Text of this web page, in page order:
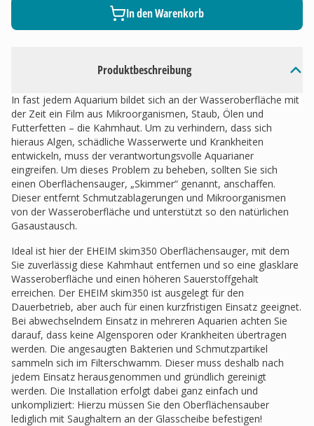
Produktbeschreibung
In fast jedem Aquarium bildet sich an der Wasseroberfläche mit
der Zeit ein Film aus Mikroorganismen, Staub, Ölen und
Futterfetten – die Kahmhaut. Um zu verhindern, dass sich
hieraus Algen, schädliche Wasserwerte und Krankheiten
entwickeln, muss der verantwortungsvolle Aquarianer
eingreifen. Um dieses Problem zu beheben, sollten Sie sich
einen Oberflächensauger, „Skimmer“ genannt, anschaffen.
Dieser entfernt Schmutzablagerungen und Mikroorganismen
von der Wasseroberfläche und unterstützt so den natürlichen
Gasaustausch.
Ideal ist hier der EHEIM skim350 Oberflächensauger, mit dem
Sie zuverlässig diese Kahmhaut entfernen und so eine glasklare
Wasseroberfläche und einen höheren Sauerstoffgehalt
erreichen. Der EHEIM skim350 ist ausgelegt für den
Dauerbetrieb, aber auch für einen kurzfristigen Einsatz geeignet.
Bei abwechselndem Einsatz in mehreren Aquarien achten Sie
darauf, dass keine Algensporen oder Krankheiten übertragen
werden. Die angesaugten Bakterien und Schmutzpartikel
sammeln sich im Filterschwamm. Dieser muss deshalb nach
jedem Einsatz herausgenommen und gründlich gereinigt
werden. Die Installation erfolgt dabei ganz einfach und
unkompliziert: Hierzu müssen Sie den Oberflächensauber
lediglich mit Saughaltern an der Glasscheibe befestigen!
In den Warenkorb